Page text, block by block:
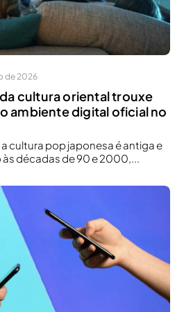
de 2026
cultura oriental trouxe
ambiente digital oficial no
cultura pop japonesa é antiga e
décadas de 90 e 2000,...